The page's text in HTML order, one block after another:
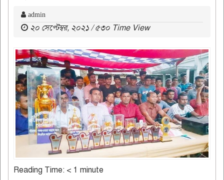
admin
২০ সেপ্টেম্বর, ২০২১ / ৫৩০ Time View
Reading Time: < 1 minute